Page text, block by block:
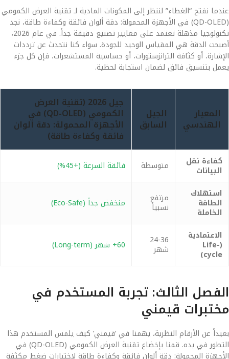
عندما نفتح “الغطاء” لننظر إلى المكونات المادية لـ تقنية العرض الكمومي
(QD-OLED) في الأجهزة المحمولة: دقة ألوان فائقة وكفاءة طاقة، نجد
تكنولوجيا مذهلة تعتمد على معايير تصنيع دقيقة جداً. في عام 2026،
أصبحت الدقة هي المقياس الوحيد للجودة. سواء كنا نتحدث عن ترددات
الإشارة، أو كثافة الترانزستورات، أو حساسية المستشعرات، فإن كل جزء
يعمل بتنسيق فائق لضمان استجابة لحظية.
المعيار
الهندسي
الجيل
السابق
جيل 2026 (تقنية العرض
الكمومي (QD-OLED) في
الأجهزة المحمولة: دقة ألوان
فائقة وكفاءة طاقة)
كفاءة نقل
البيانات متوسطة
فائقة السرعة (+45%)
استهلاك
الطاقة
الخاملة
مرتفع
نسبياً منخفض جداً (Eco-Safe)
الاعتمادية
(Life-
cycle)
24-36
شهر 60+ شهر (Long-term)
الفصل الثالث: تجربة المستخدم في
مختبرات قيمني
بعيداً عن الأرقام النظرية، يهمنا في ‘قيمني’ كيف يلمس المستخدم هذا
التطور في يده. قمنا بإخضاع تقنية العرض الكمومي (QD-OLED) في
الأجهزة المحمولة: دقة ألوان فائقة وكفاءة طاقة لاختبارات ضغط مكثفة